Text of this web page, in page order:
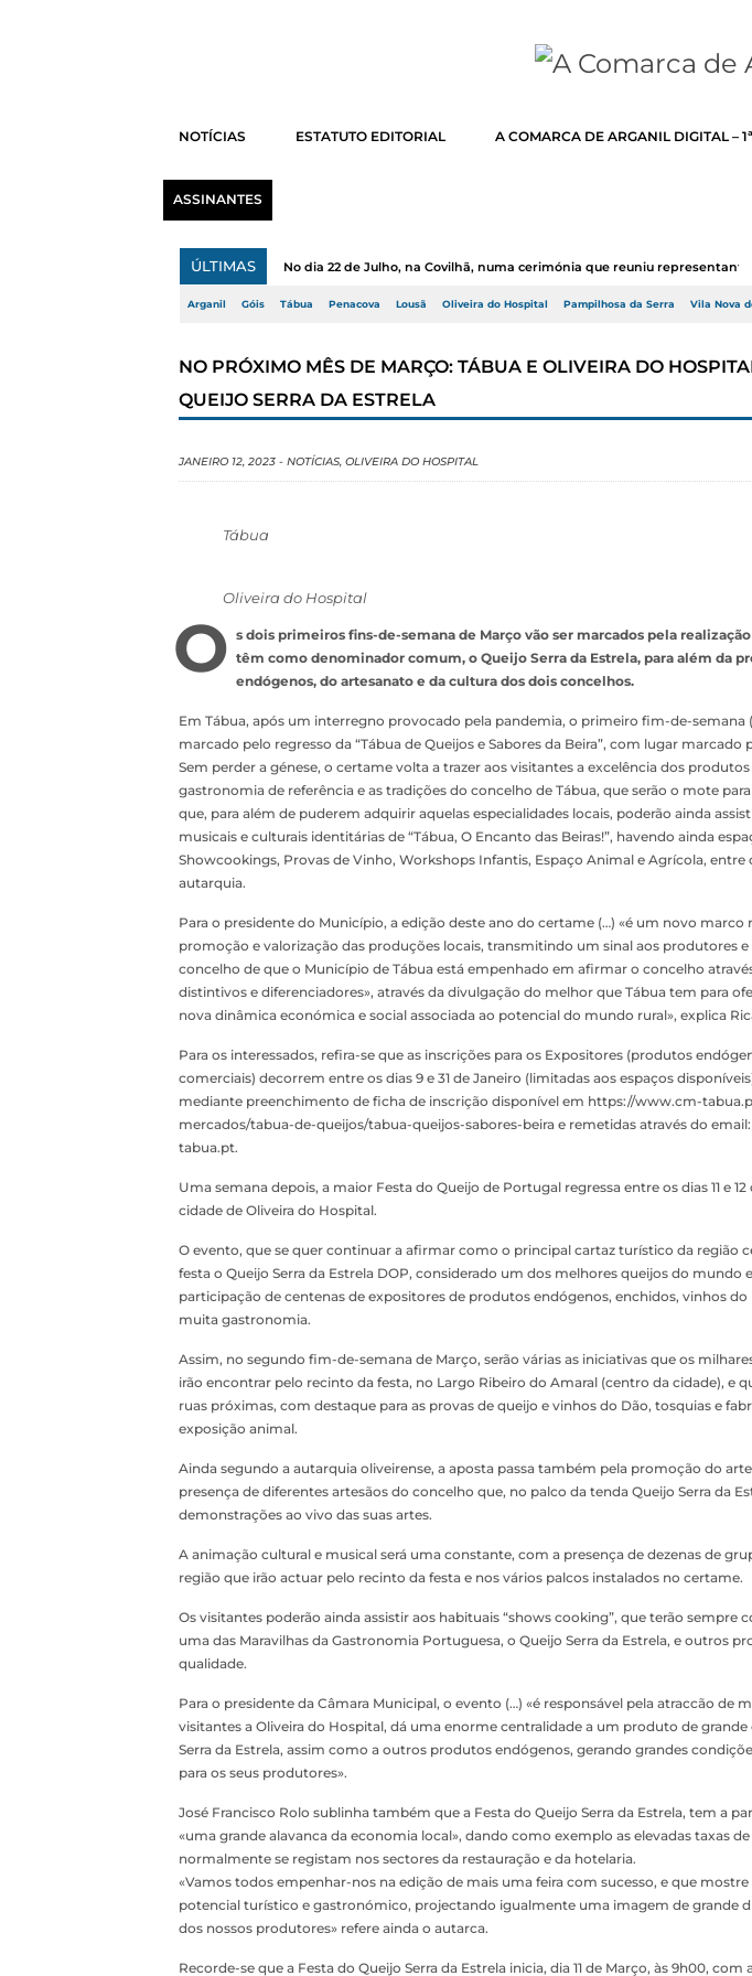
NOTÍCIAS ESTATUTO EDITORIAL A COMARCA DE ARGANIL DIGITAL –
ASSINANTES
ÚLTIMAS No dia 22 de Julho, na Covilhã, numa cerimónia que reuniu representantes
Arganil Góis Tábua Penacova Lousã Oliveira do Hospital Pampilhosa da Serra Vila Nova
NO PRÓXIMO MÊS DE MARÇO: TÁBUA E OLIVEIRA DO
QUEIJO SERRA DA ESTRELA
JANEIRO 12, 2023 - NOTÍCIAS, OLIVEIRA DO HOSPITAL
Tábua
Oliveira do Hospital
O s dois primeiros fins-de-semana de Março vão ser marcados pela
têm como denominador comum, o Queijo Serra da Estrela, para além da
endógenos, do artesanato e da cultura dos dois concelhos.
Em Tábua, após um interregno provocado pela pandemia, o primeiro fim-de-semana
marcado pelo regresso da “Tábua de Queijos e Sabores da Beira”, com lugar marcado
Sem perder a génese, o certame volta a trazer aos visitantes a excelência dos
gastronomia de referência e as tradições do concelho de Tábua, que serão o mote
que, para além de puderem adquirir aquelas especialidades locais, poderão ainda
musicais e culturais identitárias de “Tábua, O Encanto das Beiras!”, havendo ainda
Showcookings, Provas de Vinho, Workshops Infantis, Espaço Animal e Agrícola, entre
autarquia.
Para o presidente do Município, a edição deste ano do certame (…) «é um novo marco
promoção e valorização das produções locais, transmitindo um sinal aos produtores
concelho de que o Município de Tábua está empenhado em afirmar o concelho
distintivos e diferenciadores», através da divulgação do melhor que Tábua tem para
nova dinâmica económica e social associada ao potencial do mundo rural», explica
Para os interessados, refira-se que as inscrições para os Expositores (produtos
comerciais) decorrem entre os dias 9 e 31 de Janeiro (limitadas aos espaços
mediante preenchimento de ficha de inscrição disponível em https://www.cm-
mercados/tabua-de-queijos/tabua-queijos-sabores-beira e remetidas através do
tabua.pt.
Uma semana depois, a maior Festa do Queijo de Portugal regressa entre os dias 11 e
cidade de Oliveira do Hospital.
O evento, que se quer continuar a afirmar como o principal cartaz turístico da região
festa o Queijo Serra da Estrela DOP, considerado um dos melhores queijos do mundo
participação de centenas de expositores de produtos endógenos, enchidos, vinhos do
muita gastronomia.
Assim, no segundo fim-de-semana de Março, serão várias as iniciativas que os
irão encontrar pelo recinto da festa, no Largo Ribeiro do Amaral (centro da cidade), e
ruas próximas, com destaque para as provas de queijo e vinhos do Dão, tosquias e
exposição animal.
Ainda segundo a autarquia oliveirense, a aposta passa também pela promoção do
presença de diferentes artesãos do concelho que, no palco da tenda Queijo Serra da
demonstrações ao vivo das suas artes.
A animação cultural e musical será uma constante, com a presença de dezenas de
região que irão actuar pelo recinto da festa e nos vários palcos instalados no certame.
Os visitantes poderão ainda assistir aos habituais “shows cooking”, que terão sempre
uma das Maravilhas da Gastronomia Portuguesa, o Queijo Serra da Estrela, e outros
qualidade.
Para o presidente da Câmara Municipal, o evento (…) «é responsável pela atraccão de
visitantes a Oliveira do Hospital, dá uma enorme centralidade a um produto de
Serra da Estrela, assim como a outros produtos endógenos, gerando grandes
para os seus produtores».
José Francisco Rolo sublinha também que a Festa do Queijo Serra da Estrela, tem a
«uma grande alavanca da economia local», dando como exemplo as elevadas taxas
normalmente se registam nos sectores da restauração e da hotelaria.
«Vamos todos empenhar-nos na edição de mais uma feira com sucesso, e que
potencial turístico e gastronómico, projectando igualmente uma imagem de grande
dos nossos produtores» refere ainda o autarca.
Recorde-se que a Festa do Queijo Serra da Estrela inicia, dia 11 de Março, às 9h00,